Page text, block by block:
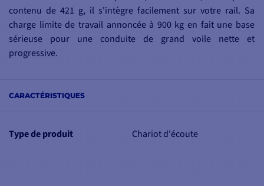
CARACTÉRISTIQUES
Type de produit Chariot d'écoute
contenu de 421 g, il s'intègre facilement sur votre rail. Sa
charge limite de travail annoncée à 900 kg en fait une base
sérieuse pour une conduite de grand voile nette et
progressive.
TRACTION